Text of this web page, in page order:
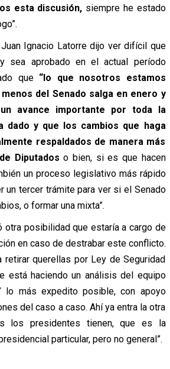
esta discusión, siempre he estado
Ignacio Latorre dijo ver difícil que
sea aprobado en el actual período
que “lo que nosotros estamos
del Senado salga en enero y
avance importante por toda la
dado y que los cambios que haga
respaldados de manera más
Diputados o bien, si es que hacen
un proceso legislativo más rápido
un tercer trámite para ver si el Senado
o formar una mixta”.
otra posibilidad que estaría a cargo de
en caso de destrabar este conflicto.
retirar querellas por Ley de Seguridad
está haciendo un análisis del equipo
lo más expedito posible, con apoyo
del caso a caso. Ahí ya entra la otra
los presidentes tienen, que es la
particular, pero no general”.